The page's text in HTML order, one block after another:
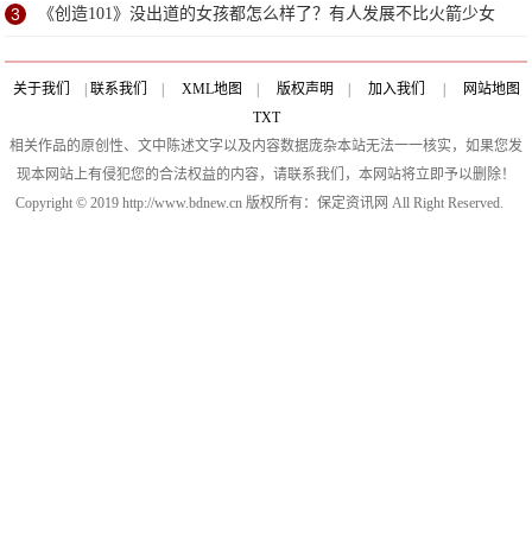
3 《创造101》没出道的女孩都怎么样了？有人发展不比火箭少女
差
关于我们 联系我们 XML地图 版权声明 加入我们
网站地图
TXT
相关作品的原创性、文中陈述文字以及内容数据庞杂本站无法一一核实，如果您发
现本网站上有侵犯您的合法权益的内容，请联系我们，本网站将立即予以删除！
Copyright © 2019 http://www.bdnew.cn 版权所有：保定资讯网 All Right Reserved.